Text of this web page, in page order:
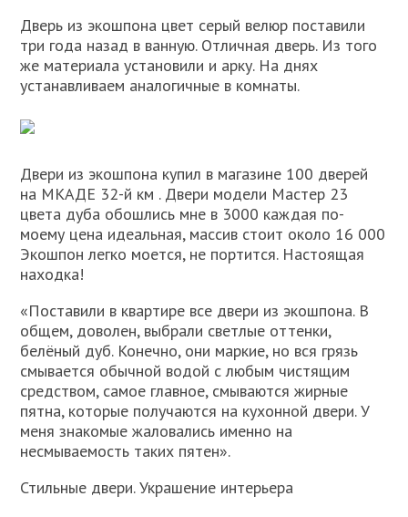
Дверь из экошпона цвет серый велюр поставили
три года назад в ванную. Отличная дверь. Из того
же материала установили и арку. На днях
устанавливаем аналогичные в комнаты.
Двери из экошпона купил в магазине 100 дверей
на МКАДЕ 32-й км . Двери модели Мастер 23
цвета дуба обошлись мне в 3000 каждая по-
моему цена идеальная, массив стоит около 16 000
Экошпон легко моется, не портится. Настоящая
находка!
«Поставили в квартире все двери из экошпона. В
общем, доволен, выбрали светлые оттенки,
белёный дуб. Конечно, они маркие, но вся грязь
смывается обычной водой с любым чистящим
средством, самое главное, смываются жирные
пятна, которые получаются на кухонной двери. У
меня знакомые жаловались именно на
несмываемость таких пятен».
Стильные двери. Украшение интерьера